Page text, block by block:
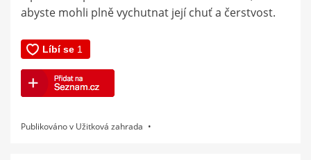
abyste mohli plně vychutnat její chuť a čerstvost.
Publikováno v Užitková zahrada